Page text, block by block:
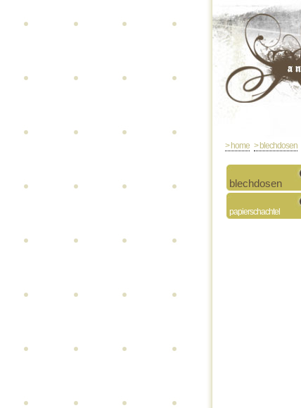
> home > blechdosen
blechdosen
papierschachtel